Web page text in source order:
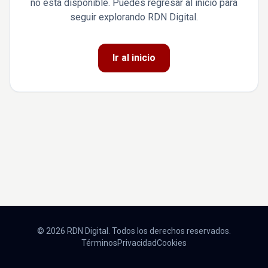
no está disponible. Puedes regresar al inicio para
seguir explorando RDN Digital.
Ir al inicio
© 2026 RDN Digital. Todos los derechos reservados.
TérminosPrivacidadCookies